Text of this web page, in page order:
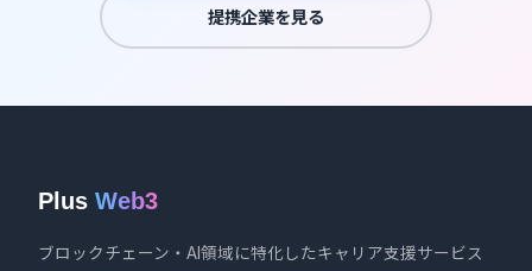
提携企業を見る
Plus Web3
ブロックチェーン・AI領域に特化したキャリア支援サービス